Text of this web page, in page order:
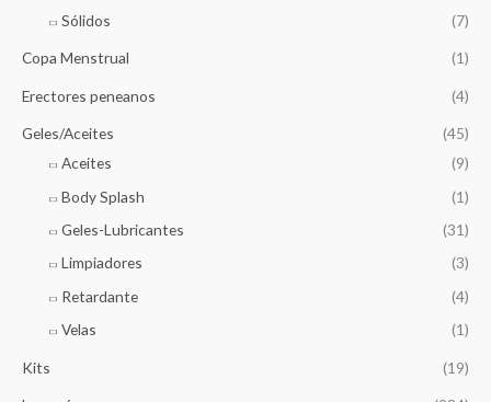
Sólidos
(7)
Copa Menstrual (1)
Erectores peneanos (4)
Geles/Aceites
(45)
Aceites
(9)
Body Splash
(1)
Geles-Lubricantes
(31)
Limpiadores
(3)
Retardante
(4)
Velas
(1)
Kits (19)